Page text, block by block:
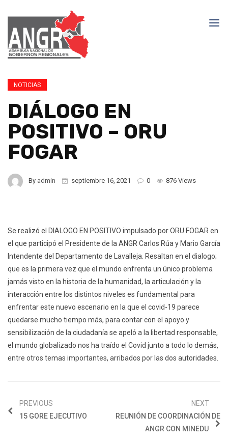
NOTICIAS
DIÁLOGO EN
POSITIVO – ORU
FOGAR
By admin septiembre 16, 2021 0 876 Views
Se realizó el DIALOGO EN POSITIVO impulsado por ORU FOGAR en
el que participó el Presidente de la ANGR Carlos Rúa y Mario García
Intendente del Departamento de Lavalleja. Resaltan en el dialogo;
que es la primera vez que el mundo enfrenta un único problema
jamás visto en la historia de la humanidad, la articulación y la
interacción entre los distintos niveles es fundamental para
enfrentar este nuevo escenario en la que el covid-19 parece
quedarse mucho tiempo más, para contar con el apoyo y
sensibilización de la ciudadanía se apeló a la libertad responsable,
el mundo globalizado nos ha traído el Covid junto a todo lo demás,
entre otros temas importantes, arribados por las dos autoridades.
PREVIOUS
15 GORE EJECUTIVO
NEXT
REUNIÓN DE COORDINACIÓN DE
ANGR CON MINEDU